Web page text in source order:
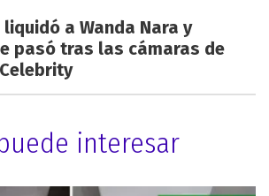
a Wanda Nara y
pasó tras las cámaras de
interesar